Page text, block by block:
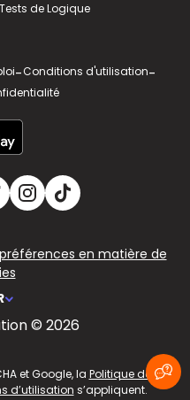
Tests de Logique
-Conditions d'utilisation-
en matière de
© 2026
et Google, la Politique de
d’utilisation s’appliquent.